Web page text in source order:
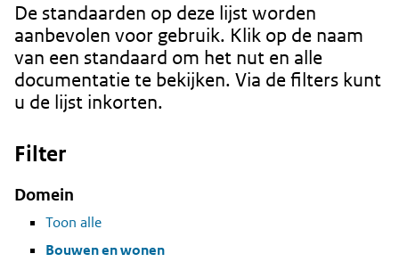
Content
De standaarden op deze lijst worden
aanbevolen voor gebruik. Klik op de naam
van een standaard om het nut en alle
documentatie te bekijken. Via de filters kunt
u de lijst inkorten.
Filter
Domein
Toon alle
Bouwen en wonen